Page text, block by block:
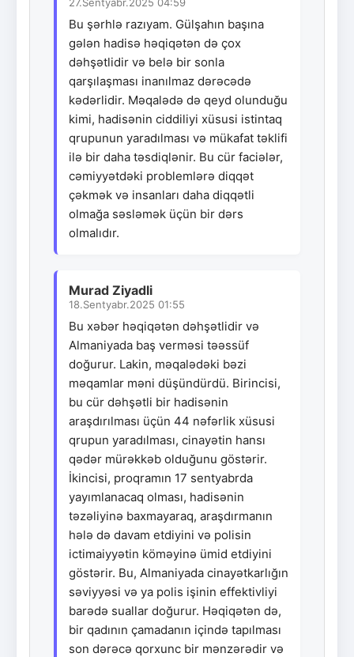
Bu şərhlə razıyam. Gülşahın başına
gələn hadisə həqiqətən də çox
dəhşətlidir və belə bir sonla
qarşılaşması inanılmaz dərəcədə
kədərlidir. Məqalədə də qeyd olunduğu
kimi, hadisənin ciddiliyi xüsusi istintaq
qrupunun yaradılması və mükafat təklifi
ilə bir daha təsdiqlənir. Bu cür faciələr,
cəmiyyətdəki problemlərə diqqət
çəkmək və insanları daha diqqətli
olmağa səsləmək üçün bir dərs
olmalıdır.
Murad Ziyadli
18.Sentyabr.2025 01:55
Bu xəbər həqiqətən dəhşətlidir və
Almaniyada baş verməsi təəssüf
doğurur. Lakin, məqalədəki bəzi
məqamlar məni düşündürdü. Birincisi,
bu cür dəhşətli bir hadisənin
araşdırılması üçün 44 nəfərlik xüsusi
qrupun yaradılması, cinayətin hansı
qədər mürəkkəb olduğunu göstərir.
İkincisi, proqramın 17 sentyabrda
yayımlanacaq olması, hadisənin
təzəliyinə baxmayaraq, araşdırmanın
hələ də davam etdiyini və polisin
ictimaiyyətin köməyinə ümid etdiyini
göstərir. Bu, Almaniyada cinayətkarlığın
səviyyəsi və ya polis işinin effektivliyi
barədə suallar doğurur. Həqiqətən də,
bir qadının çamadanın içində tapılması
son dərəcə qorxunc bir mənzərədir və